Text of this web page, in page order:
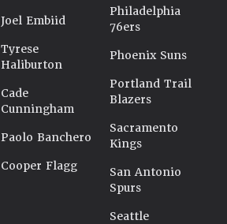
Joel Embiid
Tyrese
Haliburton
Cade
Cunningham
Paolo Banchero
Cooper Flagg
Philadelphia
76ers
Phoenix Suns
Portland Trail
Blazers
Sacramento
Kings
San Antonio
Spurs
Seattle